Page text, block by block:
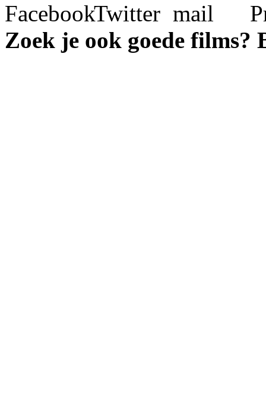
Zoek je ook goede films?